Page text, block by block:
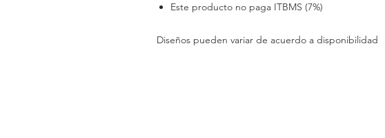
Este producto no paga ITBMS (7%)
Diseños pueden variar de acuerdo a disponibilidad